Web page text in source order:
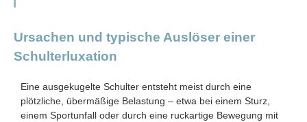
Ursachen und typische Auslöser einer
Schulterluxation
Eine ausgekugelte Schulter entsteht meist durch eine
plötzliche, übermäßige Belastung – etwa bei einem Sturz,
einem Sportunfall oder durch eine ruckartige Bewegung mit